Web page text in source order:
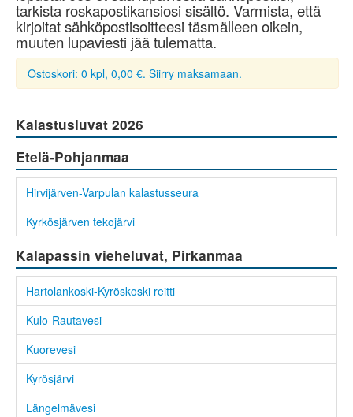
tarkista roskapostikansiosi sisältö. Varmista, että
kirjoitat sähköpostisoitteesi täsmälleen oikein,
muuten lupaviesti jää tulematta.
Ostoskori: 0 kpl, 0,00 €. Siirry maksamaan.
Kalastusluvat 2026
Etelä-Pohjanmaa
Hirvijärven-Varpulan kalastusseura
Kyrkösjärven tekojärvi
Kalapassin vieheluvat, Pirkanmaa
Hartolankoski-Kyröskoski reitti
Kulo-Rautavesi
Kuorevesi
Kyrösjärvi
Längelmävesi